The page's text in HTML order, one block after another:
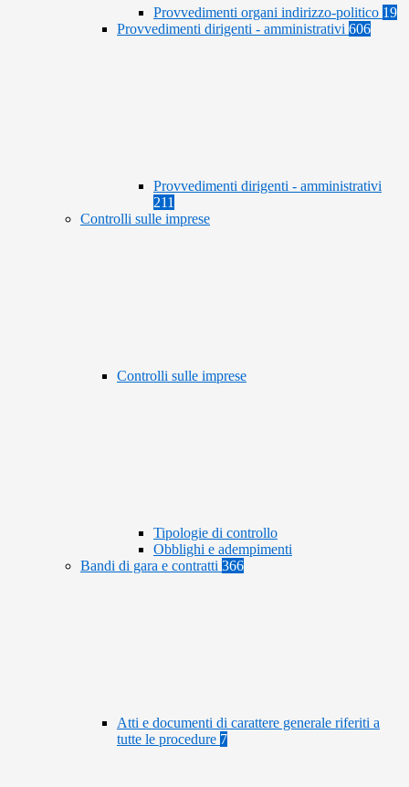
Provvedimenti organi indirizzo-politico 19
Provvedimenti dirigenti - amministrativi 606
Provvedimenti dirigenti - amministrativi
211
Controlli sulle imprese
Controlli sulle imprese
Tipologie di controllo
Obblighi e adempimenti
Bandi di gara e contratti 366
Atti e documenti di carattere generale riferiti a
tutte le procedure 7